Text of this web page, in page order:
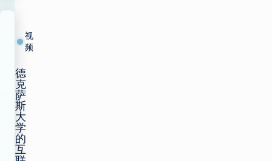
视
频
德
克
萨
斯
大
学
的
互